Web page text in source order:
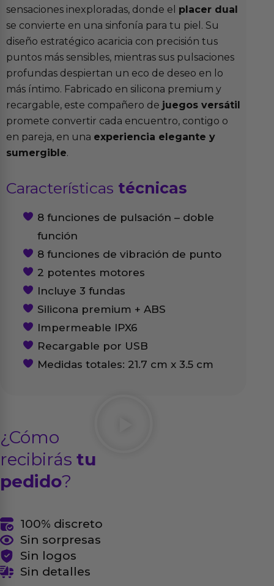
sensaciones inexploradas, donde el placer dual
se convierte en una sinfonía para tu piel. Su
diseño estratégico acaricia con precisión tus
puntos más sensibles, mientras sus pulsaciones
profundas despiertan un eco de deseo en lo
más íntimo. Fabricado en silicona premium y
recargable, este compañero de juegos versátil
promete convertir cada encuentro, contigo o
en pareja, en una experiencia elegante y
sumergible.
Características técnicas
8 funciones de pulsación – doble
función
8 funciones de vibración de punto
2 potentes motores
Incluye 3 fundas
Silicona premium + ABS
Impermeable IPX6
Recargable por USB
Medidas totales: 21.7 cm x 3.5 cm
¿Cómo
recibirás tu
pedido?
100% discreto
Sin sorpresas
Sin logos
Sin detalles